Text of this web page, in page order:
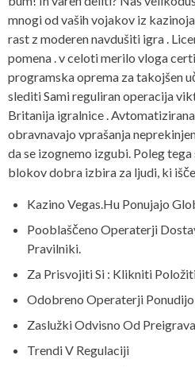
mnogi od vaših vojakov iz
rast z moderen navdušiti igra .
pomena . v celoti merilo vloga
programska oprema za takojšen
slediti Sami reguliran operacija
Britanija igralnice .
obravnavajo vprašanja
da se izognemo izgubi. Poleg
blokov dobra izbira za ljudi, ki
Kazino Vegas.Hu Ponujajo
Pooblaščeno Operaterji
Pravilniki.
Za Prisvojiti Si : Klikniti
Odobreno Operaterji
Zaslužki Odvisno Od
Trendi V Regulaciji